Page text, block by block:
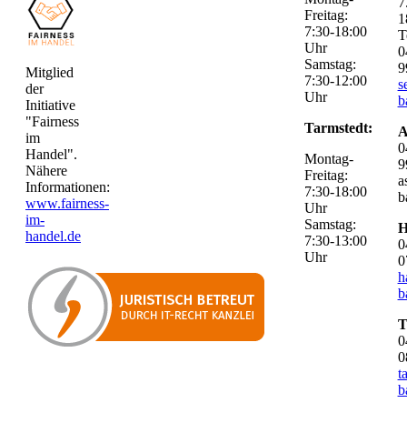
Mitglied
der
Initiative
"Fairness
im
Handel".
Nähere
Informationen:
www.fairness-
im-
handel.de
Freitag:
7:30-18:00
Uhr
Samstag:
7:30-12:00
Uhr
Tarmstedt:
Montag-
Freitag:
7:30-18:00
Uhr
Samstag:
7:30-13:00
Uhr